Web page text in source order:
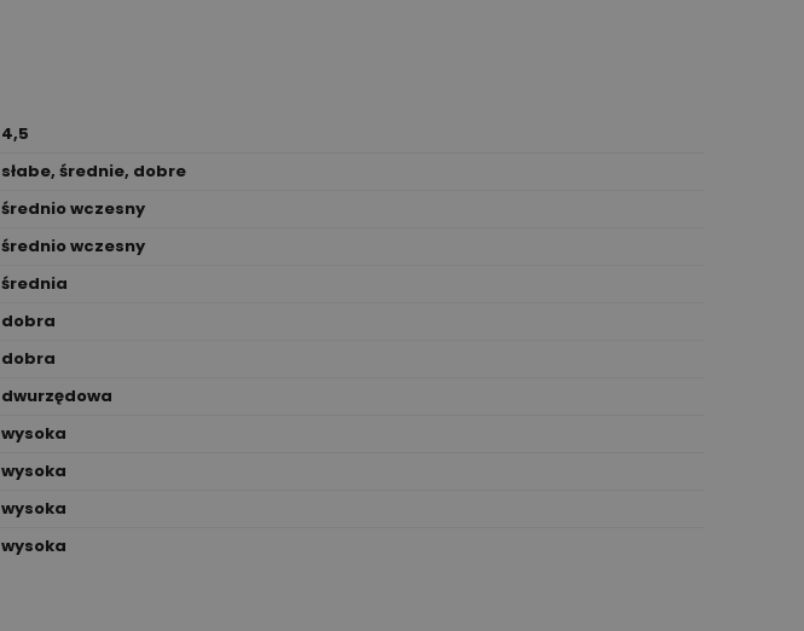
4,5
słabe, średnie, dobre
średnio wczesny
średnio wczesny
średnia
dobra
dobra
dwurzędowa
wysoka
wysoka
wysoka
wysoka